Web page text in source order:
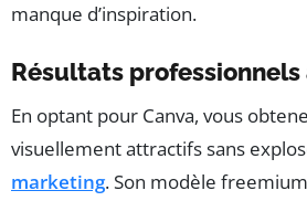
manque d’inspiration.
Résultats
En optant pour Canva, vous
visuellement attractifs sans
marketing. Son modèle